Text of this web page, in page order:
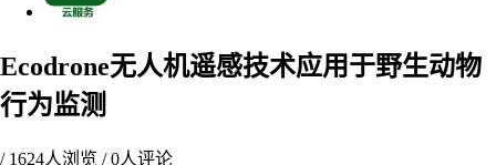
Ecodrone无人机遥感技术应用于野生动物
行为监测
/ 1624人浏览 /0人评论